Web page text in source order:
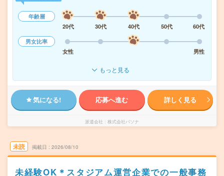
年齢層
20代
30代 40代 50代
60代
男女比率
女性
男性
もっと見る
気になる! 応募へ進む 詳しく見る
派遣会社 株式会社パソナ
未読 掲載日 2026/08/10
未経験OK＊スタジアム運営企業での一般事務